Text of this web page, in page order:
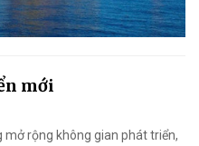
mới
mở rộng không gian phát triển,